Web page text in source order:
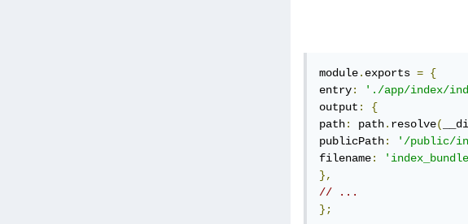
module. exports = {
entry: './app/index/
output :
{
path: path. resolve(
publicPath: '/public/
filename:
},
// ...
};